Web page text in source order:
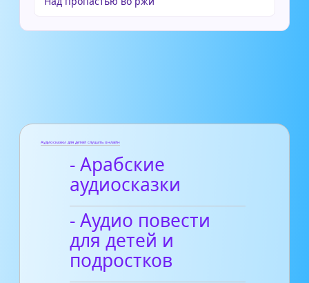
Аудиосказки для детей слушать онлайн
- Арабские
аудиосказки
- Аудио повести
для детей и
подростков